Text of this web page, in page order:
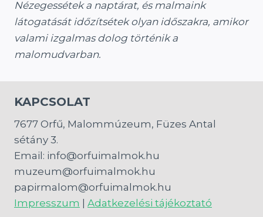
Nézegessétek a naptárat, és malmaink
látogatását időzítsétek olyan időszakra, amikor
valami izgalmas dolog történik a
malomudvarban.
KAPCSOLAT
7677 Orfű, Malommúzeum, Füzes Antal
sétány 3.
Email: info@orfuimalmok.hu
muzeum@orfuimalmok.hu
papirmalom@orfuimalmok.hu
Impresszum
Adatkezelési tájékoztató